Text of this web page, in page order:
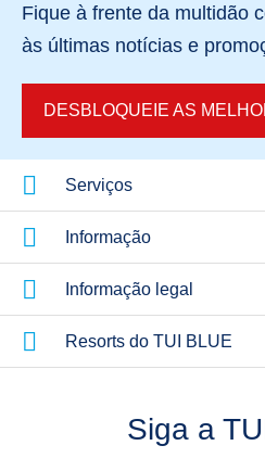
Fique à frente da multidão
às últimas notícias e
DESBLOQUEIE AS
Serviços
Informação
Informação legal
Resorts do TUI BLUE
Siga a